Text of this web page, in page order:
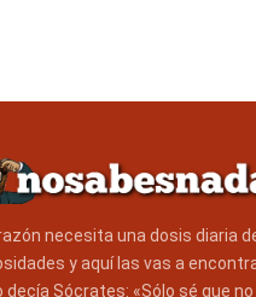
necesita una dosis diaria
y aquí las vas a
decía Sócrates: «Sólo sé que no